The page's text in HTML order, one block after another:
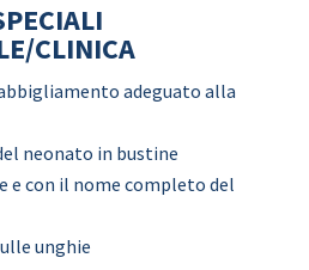
CLINICA
adeguato alla
neonato in bustine
e con il nome completo del
unghie